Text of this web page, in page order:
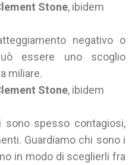
Stone, ibidem
negativo o
essere uno scoglio
miliare.
Stone, ibidem
sono spesso contagiosi,
Guardiamo chi sono i
in modo di sceglierli fra